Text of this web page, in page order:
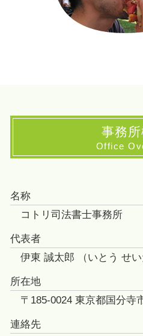
事務
Office
名称
コトリ司法書士事務所
代表者
伊東 誠太郎 （いとう せい
所在地
〒185-0024 東京都国分寺
連絡先